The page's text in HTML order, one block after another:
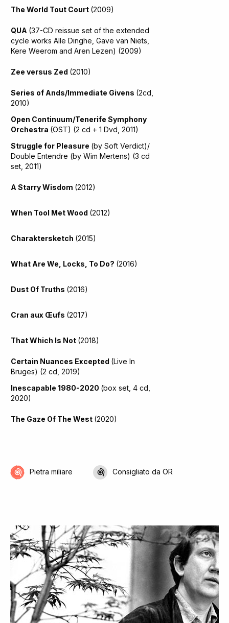
The World Tout Court (2009)
QUA (37-CD reissue set of the extended
cycle works Alle Dinghe, Gave van Niets,
Kere Weerom and Aren Lezen) (2009)
Zee versus Zed (2010)
Series of Ands/Immediate Givens (2cd,
2010)
Open Continuum/Tenerife Symphony
Orchestra (OST) (2 cd + 1 Dvd, 2011)
Struggle for Pleasure (by Soft Verdict)/
Double Entendre (by Wim Mertens) (3 cd
set, 2011)
A Starry Wisdom (2012)
When Tool Met Wood (2012)
Charaktersketch (2015)
What Are We, Locks, To Do? (2016)
Dust Of Truths (2016)
Cran aux Œufs (2017)
That Which Is Not (2018)
Certain Nuances Excepted (Live In
Bruges) (2 cd, 2019)
Inescapable 1980-2020 (box set, 4 cd,
2020)
The Gaze Of The West (2020)
Pietra miliare Consigliato da OR